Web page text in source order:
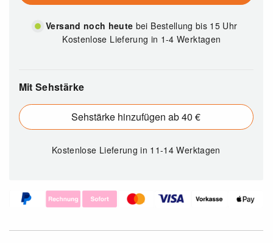
Versand noch heute bei Bestellung bis 15 Uhr
Kostenlose Lieferung in 1-4 Werktagen
Mit Sehstärke
Sehstärke hinzufügen ab 40 €
Kostenlose Lieferungin 11-14 Werktagen